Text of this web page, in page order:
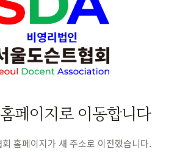
페이지로 이동합니다
홈페이지가 새 주소로 이전했습니다.